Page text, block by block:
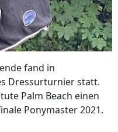
fand in
Dressurturnier statt.
Palm Beach einen
Ponymaster 2021.